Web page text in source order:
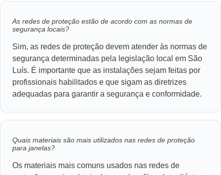
As redes de proteção estão de acordo com as normas de
segurança locais?
Sim, as redes de proteção devem atender às normas de
segurança determinadas pela legislação local em São
Luís. É importante que as instalações sejam feitas por
profissionais habilitados e que sigam as diretrizes
adequadas para garantir a segurança e conformidade.
Quais materiais são mais utilizados nas redes de proteção
para janelas?
Os materiais mais comuns usados nas redes de